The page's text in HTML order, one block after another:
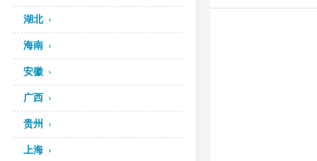
湖北
海南
安徽
广西
贵州
上海